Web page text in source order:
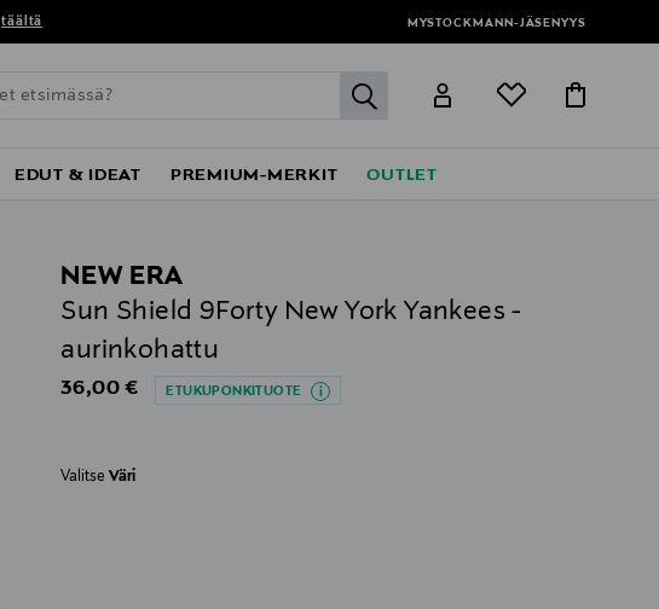
täältä MYSTOCKMANN-JÄSENYYS
label.header.go
EDUT & IDEAT PREMIUM-MERKIT OUTLET
NEW ERA
Sun Shield 9Forty New York Yankees -
aurinkohattu
Original Price
36,00 € ETUKUPONKITUOTE
ValitseVäri